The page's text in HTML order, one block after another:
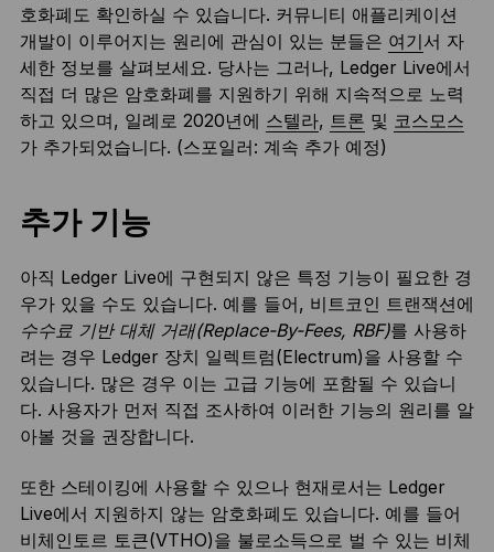
호화폐도 확인하실 수 있습니다. 커뮤니티 애플리케이션
개발이 이루어지는 원리에 관심이 있는 분들은 여기서 자
세한 정보를 살펴보세요. 당사는 그러나, Ledger Live에서
직접 더 많은 암호화폐를 지원하기 위해 지속적으로 노력
하고 있으며, 일례로 2020년에 스텔라, 트론 및 코스모스
가 추가되었습니다. (스포일러: 계속 추가 예정)
추가 기능
아직 Ledger Live에 구현되지 않은 특정 기능이 필요한 경
우가 있을 수도 있습니다. 예를 들어, 비트코인 트랜잭션에
수수료 기반 대체 거래(Replace-By-Fees, RBF)를 사용하
려는 경우 Ledger 장치 일렉트럼(Electrum)을 사용할 수
있습니다. 많은 경우 이는 고급 기능에 포함될 수 있습니
다. 사용자가 먼저 직접 조사하여 이러한 기능의 원리를 알
아볼 것을 권장합니다.
또한 스테이킹에 사용할 수 있으나 현재로서는 Ledger
Live에서 지원하지 않는 암호화폐도 있습니다. 예를 들어
비체인토르 토큰(VTHO)을 불로소득으로 벌 수 있는 비체